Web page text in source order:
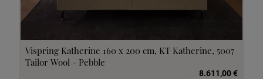
Vispring Katherine 160 x 200 cm, KT Katherine, 5007
Tailor Wool - Pebble
8.611,00 €